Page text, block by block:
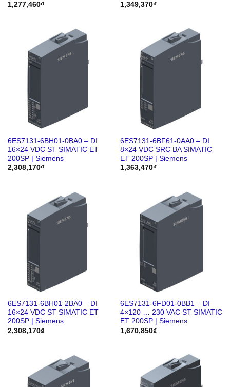
1,277,460₫
1,349,370₫
6ES7131-6BH01-0BA0 – DI
16×24 VDC ST SIMATIC ET
200SP | Siemens
2,308,170₫
6ES7131-6BF61-0AA0 – DI
8×24 VDC SRC BA SIMATIC
ET 200SP | Siemens
1,363,470₫
6ES7131-6BH01-2BA0 – DI
16×24 VDC ST SIMATIC ET
200SP | Siemens
2,308,170₫
6ES7131-6FD01-0BB1 – DI
4×120 … 230 VAC ST SIMATIC
ET 200SP | Siemens
1,670,850₫